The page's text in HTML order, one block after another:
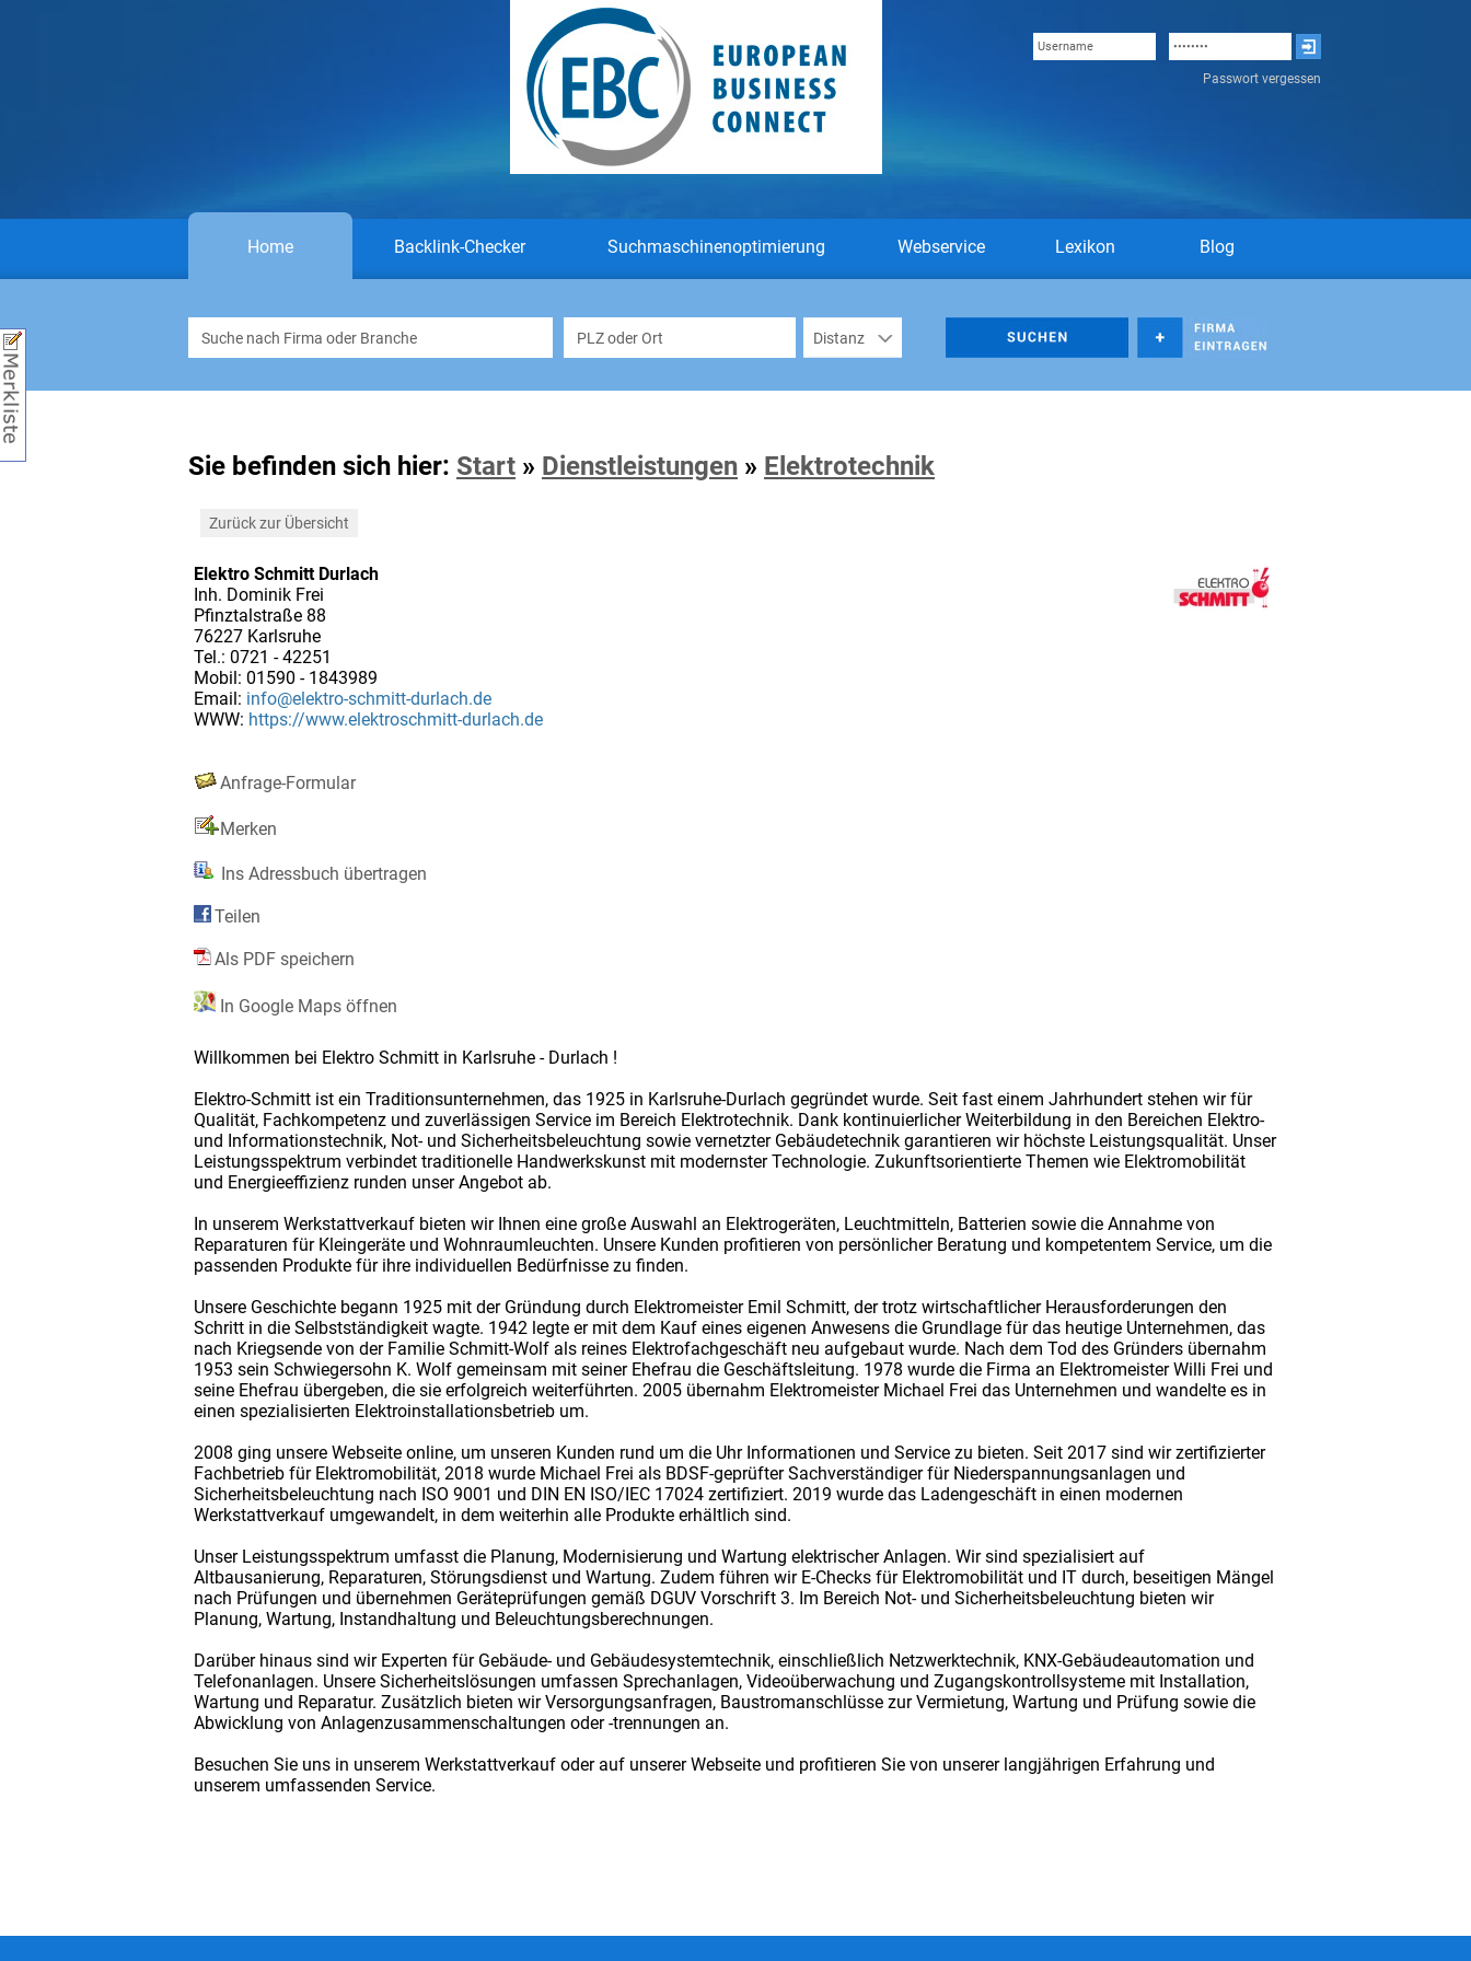
Passwort vergessen
Home Backlink-Checker Suchmaschinenoptimierung Webservice Lexikon Blog
Sie befinden sich hier: Start » Dienstleistungen » Elektrotechnik
Zurück zur Übersicht
Elektro Schmitt Durlach
Inh. Dominik Frei
Pfinztalstraße 88
76227 Karlsruhe
Tel.: 0721 - 42251
Mobil: 01590 - 1843989
Email: info@elektro-schmitt-durlach.de
WWW: https://www.elektroschmitt-durlach.de
Anfrage-Formular
Merken
Ins Adressbuch übertragen
Teilen
Als PDF speichern
In Google Maps öffnen
Willkommen bei Elektro Schmitt in Karlsruhe - Durlach !
Elektro-Schmitt ist ein Traditionsunternehmen, das 1925 in Karlsruhe-Durlach gegründet wurde. Seit fast einem Jahrhundert stehen wir für
Qualität, Fachkompetenz und zuverlässigen Service im Bereich Elektrotechnik. Dank kontinuierlicher Weiterbildung in den Bereichen Elektro-
und Informationstechnik, Not- und Sicherheitsbeleuchtung sowie vernetzter Gebäudetechnik garantieren wir höchste Leistungsqualität. Unser
Leistungsspektrum verbindet traditionelle Handwerkskunst mit modernster Technologie. Zukunftsorientierte Themen wie Elektromobilität
und Energieeffizienz runden unser Angebot ab.
In unserem Werkstattverkauf bieten wir Ihnen eine große Auswahl an Elektrogeräten, Leuchtmitteln, Batterien sowie die Annahme von
Reparaturen für Kleingeräte und Wohnraumleuchten. Unsere Kunden profitieren von persönlicher Beratung und kompetentem Service, um die
passenden Produkte für ihre individuellen Bedürfnisse zu finden.
Unsere Geschichte begann 1925 mit der Gründung durch Elektromeister Emil Schmitt, der trotz wirtschaftlicher Herausforderungen den
Schritt in die Selbstständigkeit wagte. 1942 legte er mit dem Kauf eines eigenen Anwesens die Grundlage für das heutige Unternehmen, das
nach Kriegsende von der Familie Schmitt-Wolf als reines Elektrofachgeschäft neu aufgebaut wurde. Nach dem Tod des Gründers übernahm
1953 sein Schwiegersohn K. Wolf gemeinsam mit seiner Ehefrau die Geschäftsleitung. 1978 wurde die Firma an Elektromeister Willi Frei und
seine Ehefrau übergeben, die sie erfolgreich weiterführten. 2005 übernahm Elektromeister Michael Frei das Unternehmen und wandelte es in
einen spezialisierten Elektroinstallationsbetrieb um.
2008 ging unsere Webseite online, um unseren Kunden rund um die Uhr Informationen und Service zu bieten. Seit 2017 sind wir zertifizierter
Fachbetrieb für Elektromobilität, 2018 wurde Michael Frei als BDSF-geprüfter Sachverständiger für Niederspannungsanlagen und
Sicherheitsbeleuchtung nach ISO 9001 und DIN EN ISO/IEC 17024 zertifiziert. 2019 wurde das Ladengeschäft in einen modernen
Werkstattverkauf umgewandelt, in dem weiterhin alle Produkte erhältlich sind.
Unser Leistungsspektrum umfasst die Planung, Modernisierung und Wartung elektrischer Anlagen. Wir sind spezialisiert auf
Altbausanierung, Reparaturen, Störungsdienst und Wartung. Zudem führen wir E-Checks für Elektromobilität und IT durch, beseitigen Mängel
nach Prüfungen und übernehmen Geräteprüfungen gemäß DGUV Vorschrift 3. Im Bereich Not- und Sicherheitsbeleuchtung bieten wir
Planung, Wartung, Instandhaltung und Beleuchtungsberechnungen.
Darüber hinaus sind wir Experten für Gebäude- und Gebäudesystemtechnik, einschließlich Netzwerktechnik, KNX-Gebäudeautomation und
Telefonanlagen. Unsere Sicherheitslösungen umfassen Sprechanlagen, Videoüberwachung und Zugangskontrollsysteme mit Installation,
Wartung und Reparatur. Zusätzlich bieten wir Versorgungsanfragen, Baustromanschlüsse zur Vermietung, Wartung und Prüfung sowie die
Abwicklung von Anlagenzusammenschaltungen oder -trennungen an.
Besuchen Sie uns in unserem Werkstattverkauf oder auf unserer Webseite und profitieren Sie von unserer langjährigen Erfahrung und
unserem umfassenden Service.